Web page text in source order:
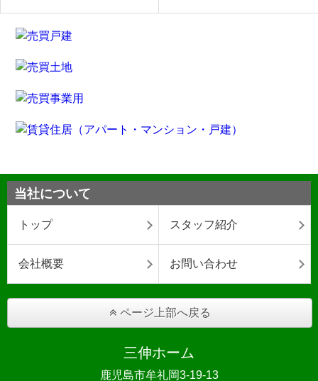
当社について
トップ スタッフ紹介
会社概要 お問い合わせ
ページ上部へ戻る
三伸ホーム
鹿児島市牟礼岡3-19-13